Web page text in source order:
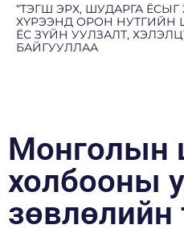
“ТЭГШ ЭРХ, ШУДАРГА
ХҮРЭЭНД ОРОН НУТГИЙН
ЁС ЗҮЙН УУЛЗАЛТ,
БАЙГУУЛЛАА
Монголын
холбооны
зөвлөлийн